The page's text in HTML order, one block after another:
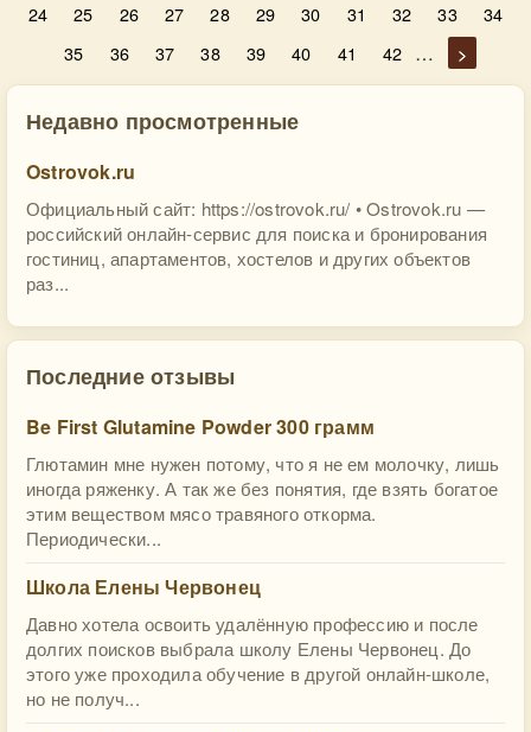
24
25 26 27 28 29 30 31 32 33
34
35
36 37 38 39 40 41 42 … >
Недавно просмотренные
Ostrovok.ru
Официальный сайт: https://ostrovok.ru/ • Ostrovok.ru —
российский онлайн-сервис для поиска и бронирования
гостиниц, апартаментов, хостелов и других объектов
раз...
Последние отзывы
Be First Glutamine Powder 300 грамм
Глютамин мне нужен потому, что я не ем молочку, лишь
иногда ряженку. А так же без понятия, где взять богатое
этим веществом мясо травяного откорма.
Периодически...
Школа Елены Червонец
Давно хотела освоить удалённую профессию и после
долгих поисков выбрала школу Елены Червонец. До
этого уже проходила обучение в другой онлайн-школе,
но не получ...